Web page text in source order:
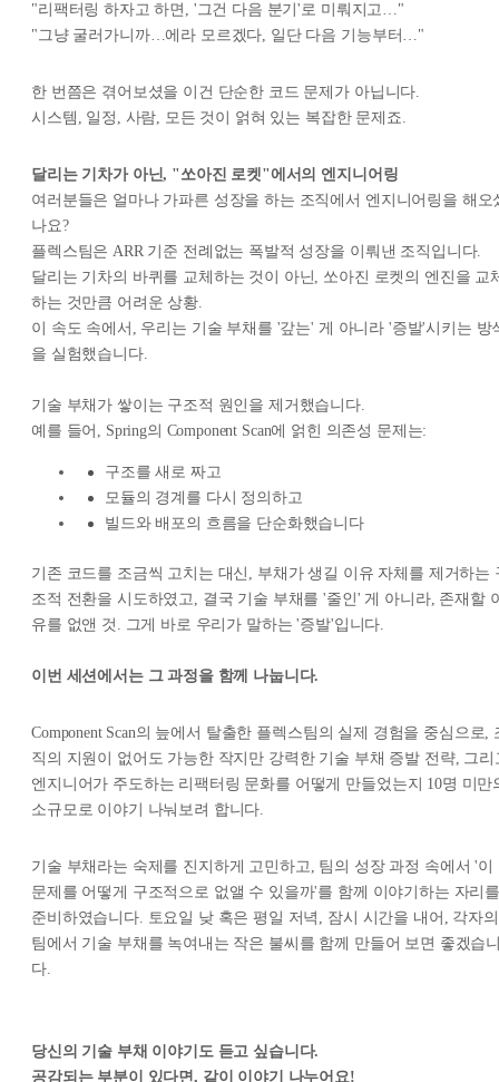
"리팩터링 하자고 하면, '그건 다음 분기'로 미뤄지고…"
"그냥 굴러가니까…에라 모르겠다, 일단 다음 기능부터…"
한 번쯤은 겪어보셨을 이건 단순한 코드 문제가 아닙니다.
시스템, 일정, 사람, 모든 것이 얽혀 있는 복잡한 문제죠.
달리는 기차가 아닌, "쏘아진 로켓"에서의 엔지니어링
여러분들은 얼마나 가파른 성장을 하는 조직에서 엔지니어링을 해오
나요?
플렉스팀은 ARR 기준 전례없는 폭발적 성장을 이뤄낸 조직입니다.
달리는 기차의 바퀴를 교체하는 것이 아닌, 쏘아진 로켓의 엔진을 교
하는 것만큼 어려운 상황.
이 속도 속에서, 우리는 기술 부채를 '갚는' 게 아니라 '증발'시키는 방
을 실험했습니다.
기술 부채가 쌓이는 구조적 원인을 제거했습니다.
예를 들어, Spring의 Component Scan에 얽힌 의존성 문제는:
구조를 새로 짜고
모듈의 경계를 다시 정의하고
빌드와 배포의 흐름을 단순화했습니다
기존 코드를 조금씩 고치는 대신, 부채가 생길 이유 자체를 제거하는
조적 전환을 시도하였고, 결국 기술 부채를 '줄인' 게 아니라, 존재할
유를 없앤 것. 그게 바로 우리가 말하는 '증발'입니다.
이번 세션에서는 그 과정을 함께 나눕니다.
Component Scan의 늪에서 탈출한 플렉스팀의 실제 경험을 중심으로,
직의 지원이 없어도 가능한 작지만 강력한 기술 부채 증발 전략, 그리
엔지니어가 주도하는 리팩터링 문화를 어떻게 만들었는지 10명 미만
소규모로 이야기 나눠보려 합니다.
기술 부채라는 숙제를 진지하게 고민하고, 팀의 성장 과정 속에서 '이
문제를 어떻게 구조적으로 없앨 수 있을까'를 함께 이야기하는 자리
준비하였습니다. 토요일 낮 혹은 평일 저녁, 잠시 시간을 내어, 각자의
팀에서 기술 부채를 녹여내는 작은 불씨를 함께 만들어 보면 좋겠습
다.
당신의 기술 부채 이야기도 듣고 싶습니다.
공감되는 부분이 있다면, 같이 이야기 나누어요!